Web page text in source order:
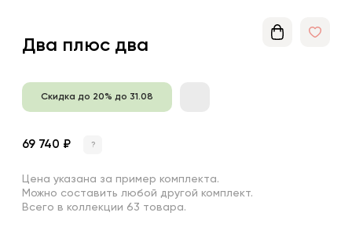
Два плюс два
Скидка до 20% до 31.08
69 740 ₽ ?
Цена указана за пример комплекта.
Можно составить любой другой комплект.
Всего в коллекции 63 товара.